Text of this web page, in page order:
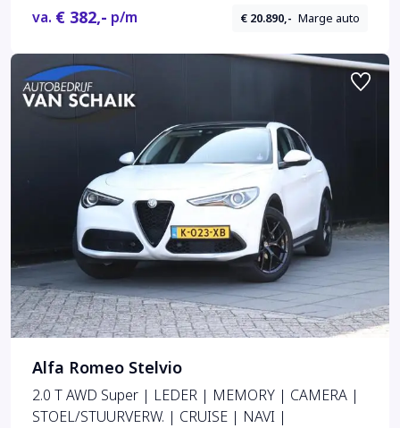
va. € 382,- p/m € 20.890,- Marge auto
Alfa Romeo Stelvio
2.0 T AWD Super | LEDER | MEMORY | CAMERA |
STOEL/STUURVERW. | CRUISE | NAVI |